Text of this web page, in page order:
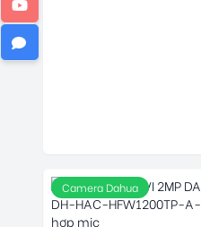
Camera Dahua